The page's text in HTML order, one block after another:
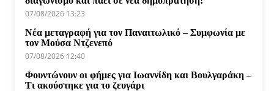
07/08/2026 13:23
Νέα μεταγραφή για τον Παναιτωλικό – Συμφωνία με
τον Μούσα Ντζενεπό
07/08/2026 12:40
Φουντώνουν οι φήμες για Ιωαννίδη και Βουλγαράκη –
Τι ακούστηκε για το ζευγάρι